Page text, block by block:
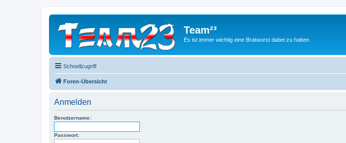
Team²³
Es ist immer wichtig eine Bratwurst dabei zu haben
Schnellzugriff
Foren-Übersicht
Anmelden
Benutzername:
Passwort: